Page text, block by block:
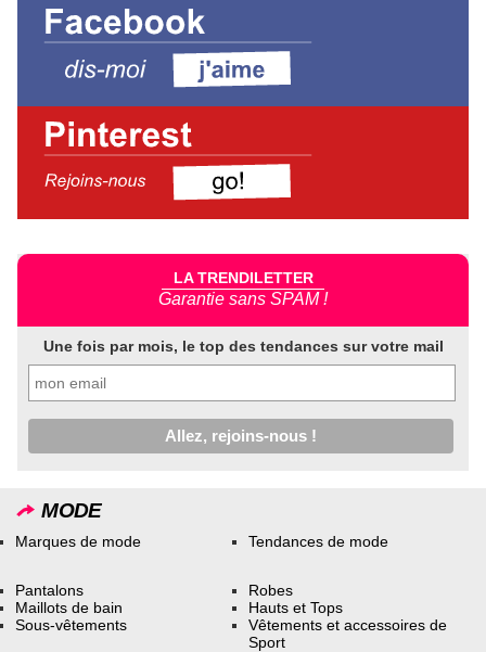
LA TRENDILETTER
Garantie sans SPAM !
Une fois par mois, le top des tendances sur votre mail
MODE
Marques de mode Tendances de mode
Pantalons
Maillots de bain
Sous-vêtements
Robes
Hauts et Tops
Vêtements et accessoires de
Sport